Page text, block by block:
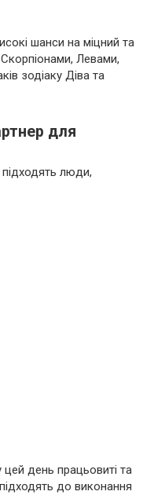
шанси на міцний та
Левами,
зодіаку Діва та
для
люди,
цей день працьовиті та
до виконання